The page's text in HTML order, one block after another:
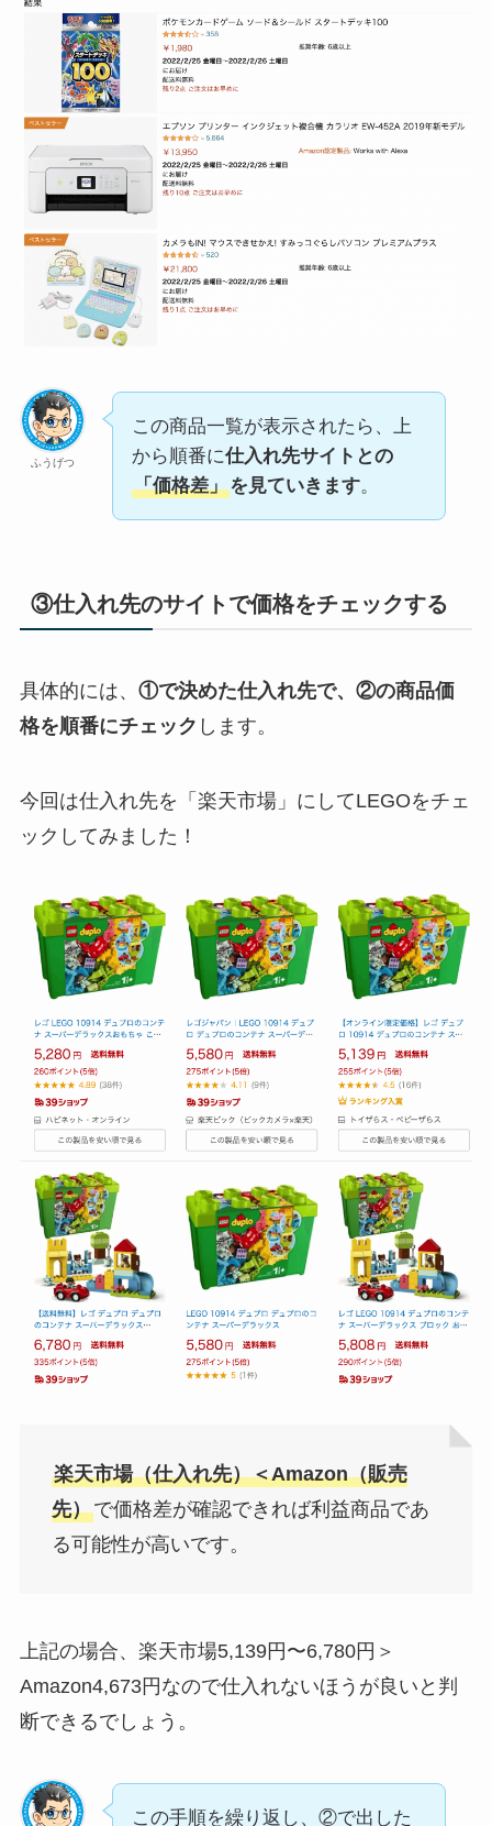
ふうげつ
この商品一覧が表示されたら、上
から順番に仕入れ先サイトとの
「価格差」を見ていきます。
③仕入れ先のサイトで価格をチェックする
具体的には、 ①で決めた仕入れ先で、②の商品価
格を順番にチェック します。
今回は仕入れ先を「楽天市場」にしてLEGOをチェ
ックしてみました！
楽天市場（仕入れ先）＜Amazon（販売
先）で価格差が確認できれば利益商品であ
る可能性が高いです。
上記の場合、楽天市場5,139円〜6,780円＞
Amazon4,673円なので仕入れないほうが良いと判
断できるでしょう。
この手順を繰り返し、②で出した